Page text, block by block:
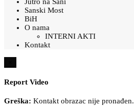
Sanski Most
BiH
O nama
INTERNI AKTI
Kontakt
Report Video
Greška: Kontakt obrazac nije pronađen.